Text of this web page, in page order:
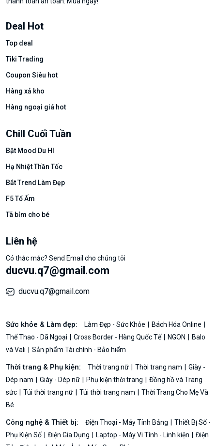
Deal Hot
Top deal
Tiki Trading
Coupon Siêu hot
Hàng xả kho
Hàng ngoại giá hot
Chill Cuối Tuần
Bật Mood Du Hí
Hạ Nhiệt Thần Tốc
Bắt Trend Làm Đẹp
F5 Tổ Ấm
Tã bỉm cho bé
Liên hệ
Có thắc mắc? Send Email cho chúng tôi
ducvu.q7@gmail.com
ducvu.q7@gmail.com
Sức khỏe & Làm đẹp: Làm Đẹp - Sức Khỏe
Bách Hóa Online
Thể Thao - Dã Ngoại
Cross Border - Hàng Quốc Tế NGON
Balo
và Vali
Sản phẩm Tài chính - Bảo hiểm
Thời trang & Phụ kiện: Thời trang nữ Thời trang nam
Giày -
Dép nam
Giày - Dép nữ Phụ kiện thời trang
Đồng hồ và Trang
sức
Túi thời trang nữ Túi thời trang nam
Thời Trang Cho Mẹ Và
Bé
Công nghệ & Thiết bị: Điện Thoại - Máy Tính Bảng
Thiết Bị Số -
Phụ Kiện Số
Điện Gia Dụng Laptop - Máy Vi Tính - Linh kiện
Điện